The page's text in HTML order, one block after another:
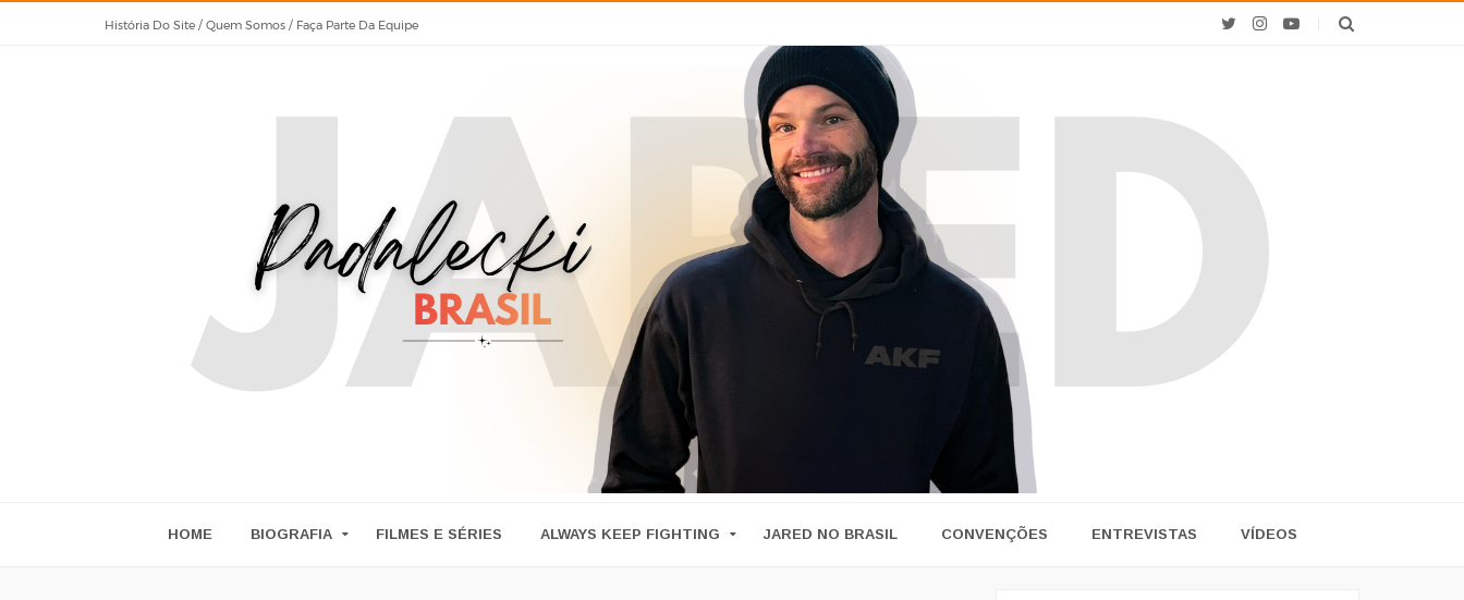
História Do Site / Quem Somos / Faça Parte Da Equipe
HOME BIOGRAFIA FILMES E SÉRIES ALWAYS KEEP FIGHTING JARED NO BRASIL CONVENÇÕES ENTREVISTAS VÍDEOS